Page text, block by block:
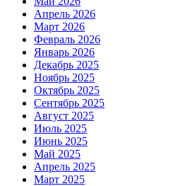
Апрель 2026
Март 2026
Февраль 2026
Январь 2026
Декабрь 2025
Ноябрь 2025
Октябрь 2025
Сентябрь 2025
Август 2025
Июль 2025
Июнь 2025
Май 2025
Апрель 2025
Март 2025